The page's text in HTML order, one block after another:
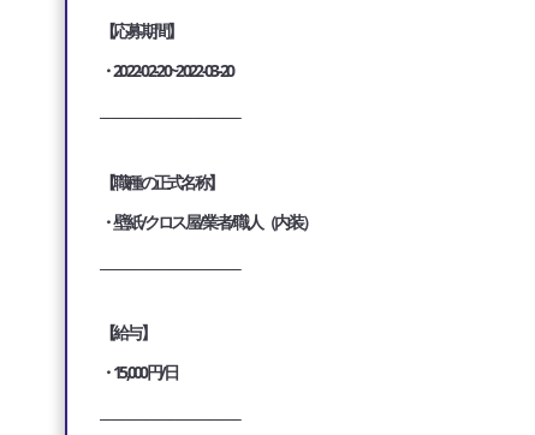
【応募期間】
・2022-02-20~2022-03-20
【職種の正式名称】
・壁紙/クロス屋/業者/職人（内装）
【給与】
・15,000円/日